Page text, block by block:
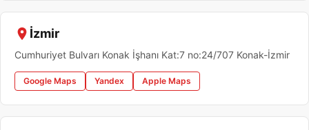
İzmir
Cumhuriyet Bulvarı Konak İşhanı Kat:7 no:24/707 Konak-İzmir
Google Maps Yandex Apple Maps